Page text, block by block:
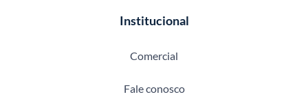
Institucional
Comercial
Fale conosco